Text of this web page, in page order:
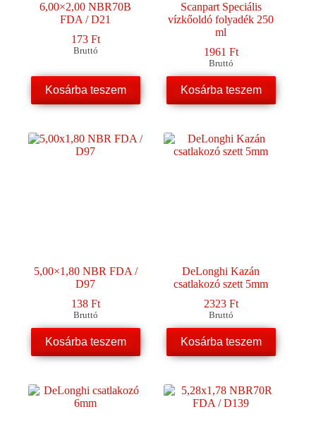
6,00×2,00 NBR70B
FDA / D21
173 Ft
Bruttó
Kosárba teszem
Scanpart Speciális
vízkőoldó folyadék 250
ml
1961 Ft
Bruttó
Kosárba teszem
5,00×1,80 NBR FDA /
D97
138 Ft
Bruttó
Kosárba teszem
DeLonghi Kazán
csatlakozó szett 5mm
2323 Ft
Bruttó
Kosárba teszem